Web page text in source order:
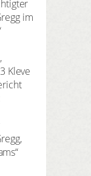
im
Kleve